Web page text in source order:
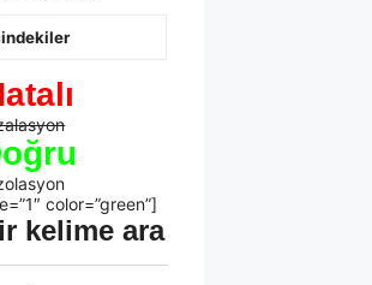
color=”green”]
kelime ara